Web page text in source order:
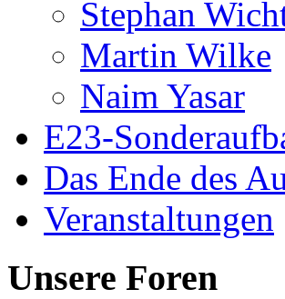
Stephan
Martin Wilke
Naim Yasar
E23-
Das Ende des
Veranstaltungen
Unsere Foren